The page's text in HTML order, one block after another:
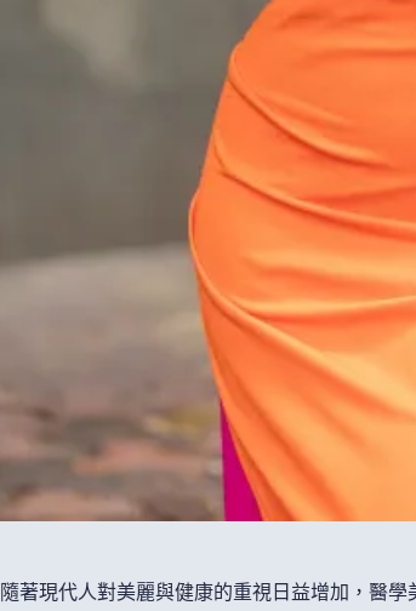
隨著現代人對美麗與健康的重視日益增加，醫